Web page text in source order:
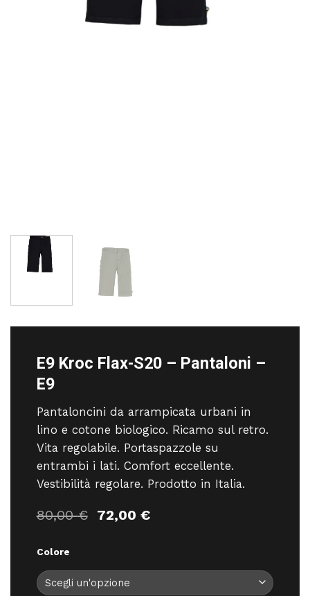
E9 Kroc Flax-S20 – Pantaloni –
E9
Pantaloncini da arrampicata urbani in
lino e cotone biologico. Ricamo sul retro.
Vita regolabile. Portaspazzole su
entrambi i lati. Comfort eccellente.
Vestibilità regolare. Prodotto in Italia.
80,00€ Il
80,00 €.
72,00 €Il
72,00 €.
Colore